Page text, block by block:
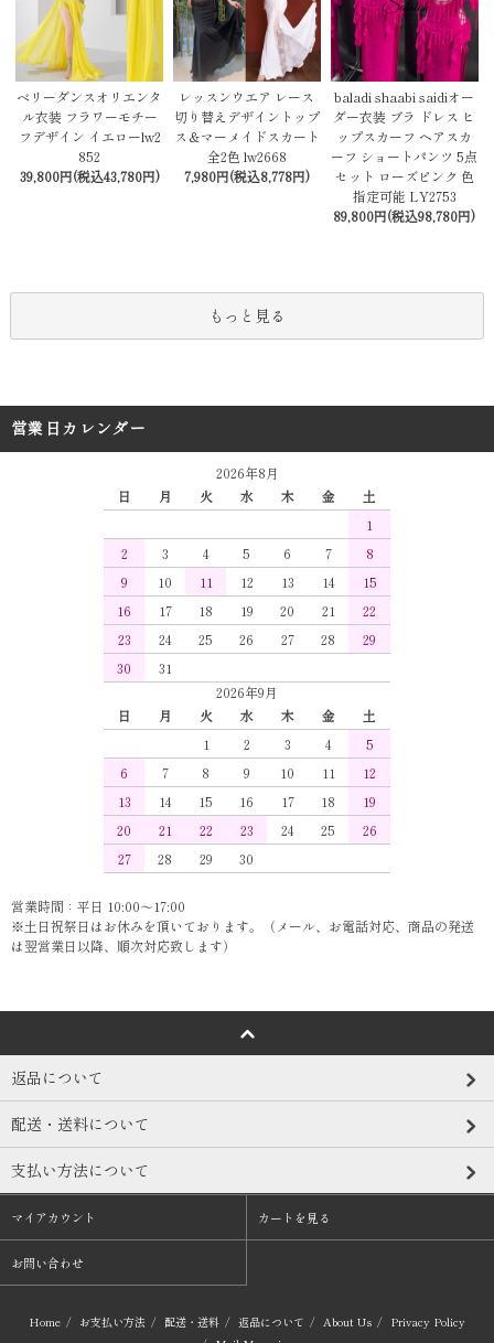
ベリーダンスオリエンタ
ル衣装 フラワーモチー
フデザイン イエローlw2
852
39,800円(税込43,780円)
レッスンウエア レース
切り替えデザイントップ
ス＆マーメイドスカート
全2色 lw2668
7,980円(税込8,778円)
baladi shaabi saidiオー
ダー衣装 ブラ ドレス ヒ
ップスカーフ ヘアスカ
ーフ ショートパンツ 5点
セット ローズピンク 色
指定可能 LY2753
89,800円(税込98,780円)
もっと見る
営業日カレンダー
2026年8月
日
月 火 水 木 金
土
1
2
3 4 5 6 7
8
9
10 11 12 13 14
15
16
17 18 19 20 21
22
23
24 25 26 27 28
29
30
31
2026年9月
日
月 火 水 木 金
土
1
2 3 4
5
6
7 8 9 10 11
12
13
14 15 16 17 18
19
20
21 22 23 24 25
26
27
28 29 30
営業時間：平日 10:00～17:00
※土日祝祭日はお休みを頂いております。（メール、お電話対応、商品の発送
は翌営業日以降、順次対応致します）
返品について
配送・送料について
支払い方法について
マイアカウント カートを見る
お問い合わせ
Home / お支払い方法 / 配送・送料 / 返品について / About Us / Privacy Policy